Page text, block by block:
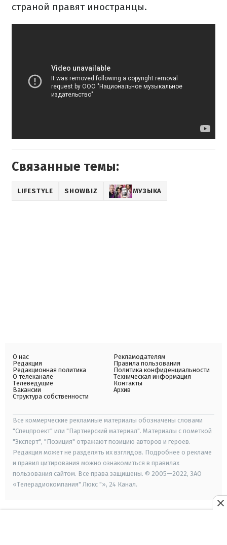
страной правят иностранцы.
Связанные темы:
LIFESTYLE SHOWBIZ МУЗЫКА
О нас
Редакция
Редакционная политика
О телеканале
Телеведущие
Вакансии
Структура собственности
Рекламодателям
Правила пользования
Политика конфиденциальности
Техническая информация
Контакты
Архив
Все коммерческие рекламные материалы обозначены словами
"Спецпроект" или "Партнерский материал". Материалы с пометкой
"Эксперт", "Позиция" отражают позицию авторов и героев.
Редакция может не разделять их взглядов. Подробнее о рекламе
и правил цитирования можно ознакомиться в правилах
пользования сайтом. Все права защищены. © 2005—2022, ЗАО
«Телерадиокомпания" Люкс "», 24 Канал.